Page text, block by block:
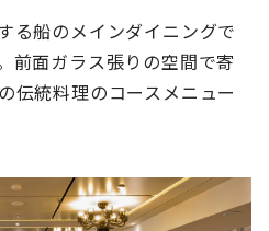
る船のメインダイニングで
前面ガラス張りの空間で寄
伝統料理のコースメニュー